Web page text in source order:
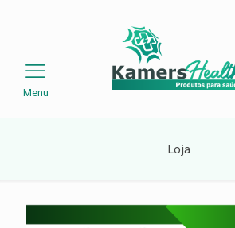
Menu
Loja